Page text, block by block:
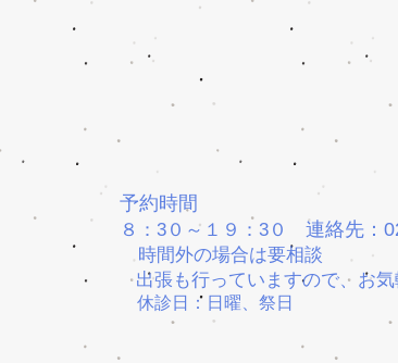
予約時間
８：3０～１９：3０ 連絡先：
時間外の場合は要相談
出張も行っていますので、お気
休診日：日曜、祭日